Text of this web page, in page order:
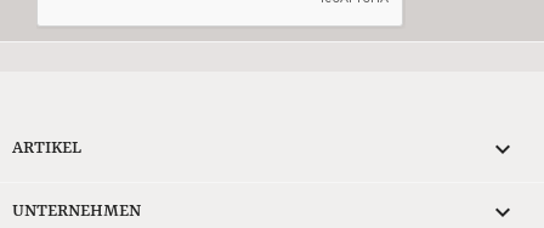
ARTIKEL 
UNTERNEHMEN 